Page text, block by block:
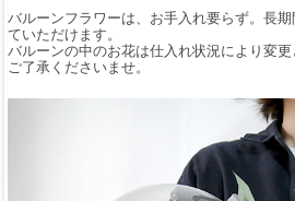
バルーンフラワーは、お手入れ要らず。長
ていただけます。
バルーンの中のお花は仕入れ状況により変更
ご了承くださいませ。